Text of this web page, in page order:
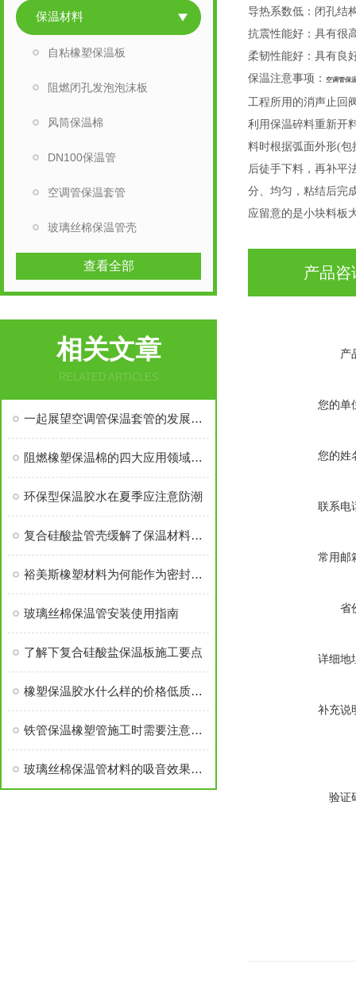
保温材料
自粘橡塑保温板
阻燃闭孔发泡泡沫板
风筒保温棉
DN100保温管
空调管保温套管
玻璃丝棉保温管壳
查看全部
相关文章
RELATED ARTICLES
一起展望空调管保温套管的发展新动向
阻燃橡塑保温棉的四大应用领域简析
环保型保温胶水在夏季应注意防潮
复合硅酸盐管壳缓解了保温材料的易破损现象
裕美斯橡塑材料为何能作为密封件呢？
玻璃丝棉保温管安装使用指南
了解下复合硅酸盐保温板施工要点
橡塑保温胶水什么样的价格低质量好，怎样辨别
铁管保温橡塑管施工时需要注意哪些？
玻璃丝棉保温管材料的吸音效果及影响要素分析
导热系数低：闭孔结
抗震性能好：具有很
柔韧性能好：具有良
保温注意事项：
空调管保
工程所用的消声止回
利用保温碎料重新开
料时根据弧面外形(
后徒手下料，再补平
分、均匀，粘结后完
应留意的是小块料板
产品咨
产
您的单
您的姓
联系电
常用邮
省
详细地
补充说
验证